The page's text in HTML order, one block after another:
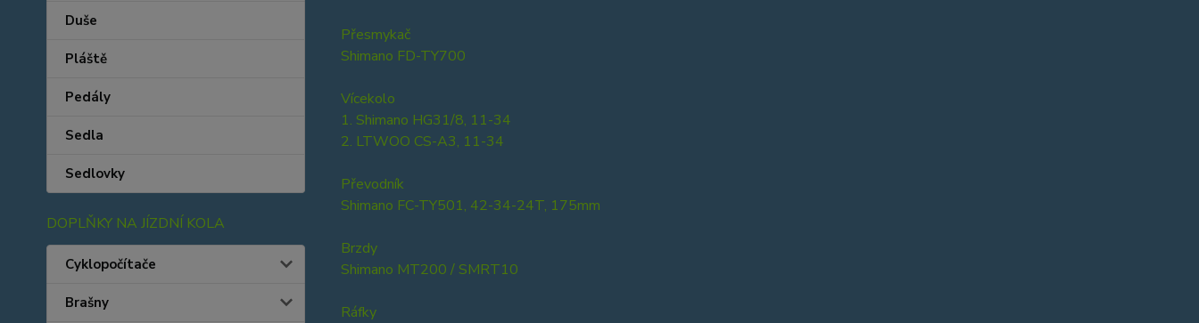
Duše
Pláště
Pedály
Sedla
Sedlovky
DOPLŇKY NA JÍZDNÍ KOLA
Cyklopočítače
Brašny
Přesmykač
Shimano FD-TY700
Vícekolo
1. Shimano HG31/8, 11-34
2. LTWOO CS-A3, 11-34
Převodník
Shimano FC-TY501, 42-34-24T, 175mm
Brzdy
Shimano MT200 / SMRT10
Ráfky